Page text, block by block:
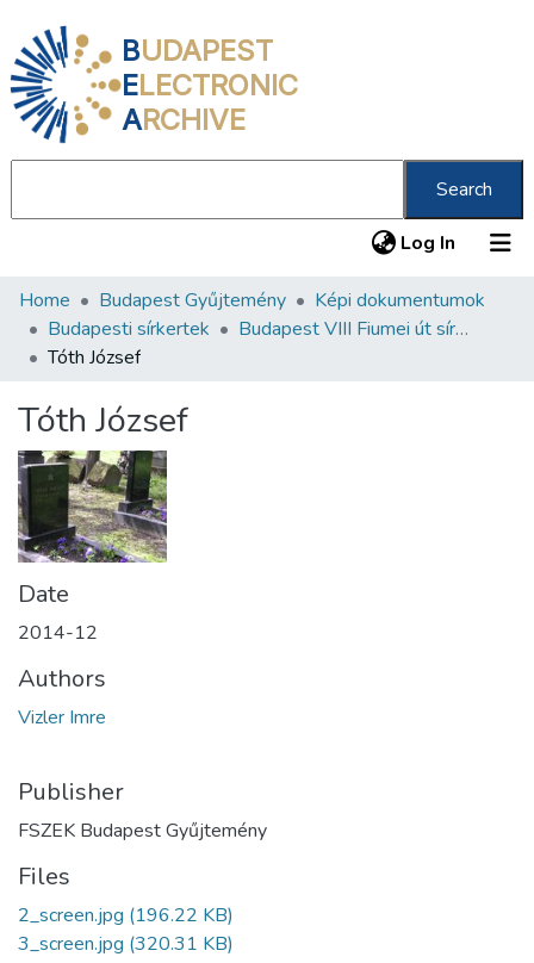
BUDAPEST
ELECTRONIC
ARCHIVE
Search
Log In (current)
Communities & Collections
All of DSpace
About us
Home Budapest Gyűjtemény
Képi dokumentumok
Budapesti sírkertek
Budapest VIII Fiumei út sírkert 2. rész
Tóth József
Tóth József
Date
2014-12
Authors
Vizler Imre
Publisher
FSZEK Budapest Gyűjtemény
Files
2_screen.jpg (196.22 KB)
3_screen.jpg (320.31 KB)